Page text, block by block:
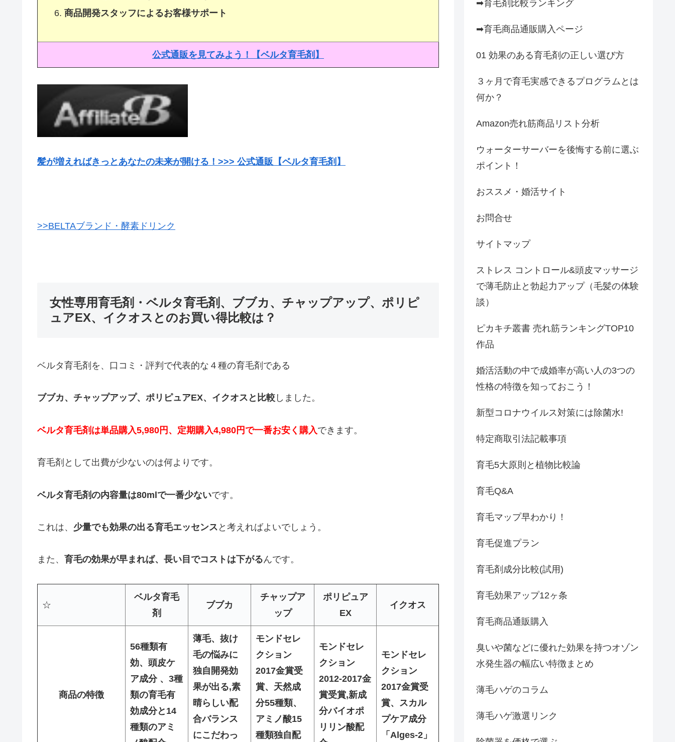
商品開発スタッフによるお客様サポート
公式通販を見てみよう！【ベルタ育毛剤】
髪が増えればきっとあなたの未来が開ける！>>> 公式通販【ベルタ育毛剤】
>>BELTAブランド・酵素ドリンク
女性専用育毛剤・ベルタ育毛剤、ブブカ、チャップアップ、ポリピ
ュアEX、イクオスとのお買い得比較は？
ベルタ育毛剤を、口コミ・評判で代表的な４種の育毛剤である
ブブカ、チャップアップ、ポリピュアEX、イクオスと比較 しました。
ベルタ育毛剤は単品購入5,980円、定期購入4,980円で一番お安く購入できます。
育毛剤として出費が少ないのは何よりです。
ベルタ育毛剤の内容量は80mlで一番少ないです。
これは、 少量でも効果の出る育毛エッセンス と考えればよいでしょう。
また、 育毛の効果が早まれば、長い目でコストは下がるんです。
☆
ベルタ育毛
剤
ブブカ
チャップア
ップ
ポリピュア
EX
イクオス
商品の特徴
56種類有
効、頭皮ケ
ア成分 、 3種
類の育毛有
効成分と14
種類のアミ
薄毛、抜け
毛の悩みに
独自開発効
果が出る,素
晴らしい配
合バランス
にこだわっ
モンドセレ
クション
2017金賞受
賞、天然成
分55種類、
アミノ酸15
種類独自配
モンドセレ
クション
2012-2017金
賞受賞,新成
分バイオポ
リリン酸配
モンドセレ
クション
2017金賞受
賞、スカル
プケア成分
「Alges-2」
➡育毛剤比較ランキング
➡育毛商品通販購入ページ
01 効果のある育毛剤の正しい選び方
３ヶ月で育毛実感できるプログラムとは
何か？
Amazon売れ筋商品リスト分析
ウォーターサーバーを後悔する前に選ぶ
ポイント！
おススメ・婚活サイト
お問合せ
サイトマップ
ストレス コントロール&頭皮マッサージ
で薄毛防止と勃起力アップ（毛髪の体験
談）
ピカキチ叢書 売れ筋ランキングTOP10
作品
婚活活動の中で成婚率が高い人の3つの
性格の特徴を知っておこう！
新型コロナウイルス対策には除菌水!
特定商取引法記載事項
育毛5大原則と植物比較論
育毛Q&A
育毛マップ早わかり！
育毛促進プラン
育毛剤成分比較(試用)
育毛効果アップ12ヶ条
育毛商品通販購入
臭いや菌などに優れた効果を持つオゾン
水発生器の幅広い特徴まとめ
薄毛ハゲのコラム
薄毛ハゲ激選リンク